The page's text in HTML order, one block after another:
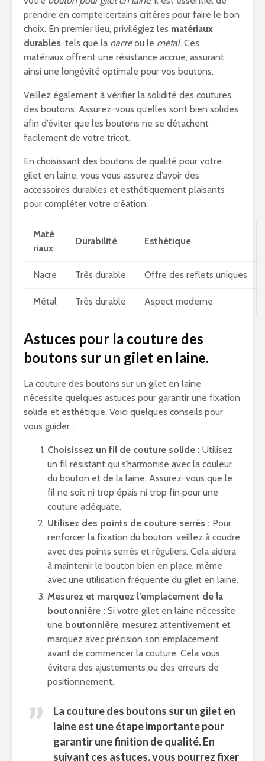
prendre en compte certains critères pour faire le bon
choix. En premier lieu, privilégiez les matériaux
durables, tels que la nacreou le métal. Ces
matériaux offrent une résistance accrue, assurant
ainsi une longévité optimale pour vos boutons.
Veillez également à vérifier la solidité des coutures
des boutons. Assurez-vous qu’elles sont bien solides
afin d’éviter que les boutons ne se détachent
facilement de votre tricot.
En choisissant des boutons de qualité pour votre
gilet en laine, vous vous assurez d’avoir des
accessoires durables et esthétiquement plaisants
pour compléter votre création.
Maté
riaux
Durabilité Esthétique
Nacre Très durable Offre des reflets uniques
Métal Très durable Aspect moderne
Astuces pour la couture des
boutons sur un gilet en laine.
La couture des boutons sur un gilet en laine
nécessite quelques astuces pour garantir une fixation
solide et esthétique. Voici quelques conseils pour
vous guider :
Choisissez un fil de couture solide : Utilisez
un fil résistant qui s’harmonise avec la couleur
du bouton et de la laine. Assurez-vous que le
fil ne soit ni trop épais ni trop fin pour une
couture adéquate.
Utilisez des points de couture serrés : Pour
renforcer la fixation du bouton, veillez à coudre
avec des points serrés et réguliers. Cela aidera
à maintenir le bouton bien en place, même
avec une utilisation fréquente du gilet en laine.
Mesurez et marquez l’emplacement de la
boutonnière : Si votre gilet en laine nécessite
une boutonnière, mesurez attentivement et
marquez avec précision son emplacement
avant de commencer la couture. Cela vous
évitera des ajustements ou des erreurs de
positionnement.
La couture des boutons sur un gilet en
laine est une étape importante pour
garantir une finition de qualité. En
suivant ces astuces, vous pourrez fixer